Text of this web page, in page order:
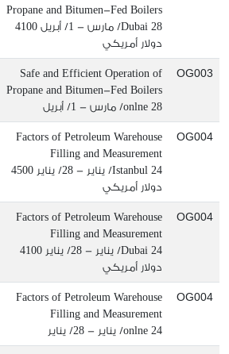
Propane and Bitumen-Fed Boilers
Dubai 28/ مارس - 1/ أبريل
دولار أمريكي
OG003
Safe and Efficient Operation of
Propane and Bitumen-Fed Boilers
onlne 28/ مارس - 1/ أبريل
OG004
Factors of Petroleum Warehouse
Filling and Measurement
Istanbul 24/ يناير - 28/ يناير
دولار أمريكي
OG004
Factors of Petroleum Warehouse
Filling and Measurement
Dubai 24/ يناير - 28/ يناير
دولار أمريكي
OG004
Factors of Petroleum Warehouse
Filling and Measurement
onlne 24/ يناير - 28/ يناير